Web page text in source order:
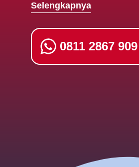
Selengkapnya
0811 2867 909